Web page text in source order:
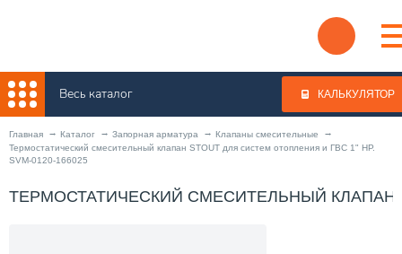
Весь каталог КАЛЬКУЛЯТОР
Главная Каталог Запорная арматура
Клапаны смесительные
Термостатический смесительный клапан STOUT для систем отопления и ГВС 1" НР.
SVM-0120-166025
ТЕРМОСТАТИЧЕСКИЙ СМЕСИТЕЛЬНЫЙ КЛАПАН